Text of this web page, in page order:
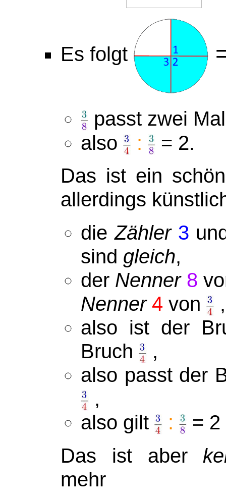
Es folgt
passt zwei
also
:
= 2.
Das ist ein
allerdings
dieZähler 3
sind gleich,
der Nenner 8
Nenner4 von
,
also ist der
Bruch
,
also passt der
,
also gilt
:
= 2
Das ist aber
mehr